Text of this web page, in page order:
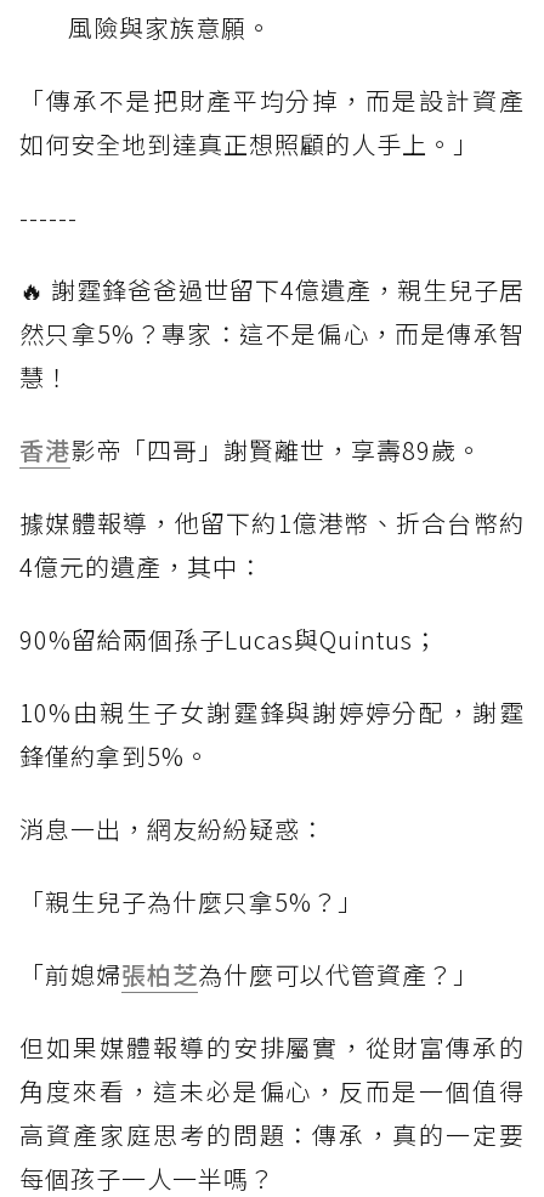
風險與家族意願。
「傳承不是把財產平均分掉，而是設計資產
如何安全地到達真正想照顧的人手上。」
------
🔥 謝霆鋒爸爸過世留下4億遺產，親生兒子居
然只拿5%？專家：這不是偏心，而是傳承智
慧！
香港影帝「四哥」謝賢離世，享壽89歲。
據媒體報導，他留下約1億港幣、折合台幣約
4億元的遺產，其中：
90%留給兩個孫子Lucas與Quintus；
10%由親生子女謝霆鋒與謝婷婷分配，謝霆
鋒僅約拿到5%。
消息一出，網友紛紛疑惑：
「親生兒子為什麼只拿5%？」
「前媳婦張柏芝為什麼可以代管資產？」
但如果媒體報導的安排屬實，從財富傳承的
角度來看，這未必是偏心，反而是一個值得
高資產家庭思考的問題：傳承，真的一定要
每個孩子一人一半嗎？